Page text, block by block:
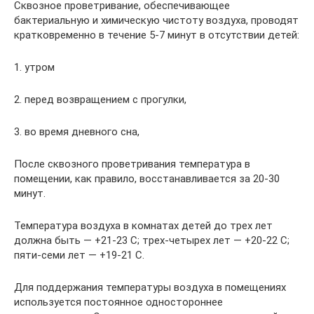
Сквозное проветривание, обеспечивающее
бактериальную и химическую чистоту воздуха, проводят
кратковременно в течение 5-7 минут в отсутствии детей:
1. утром
2. перед возвращением с прогулки,
3. во время дневного сна,
После сквозного проветривания температура в
помещении, как правило, восстанавливается за 20-30
минут.
Температура воздуха в комнатах детей до трех лет
должна быть — +21-23 С; трех-четырех лет — +20-22 С;
пяти-семи лет — +19-21 С.
Для поддержания температуры воздуха в помещениях
используется постоянное одностороннее